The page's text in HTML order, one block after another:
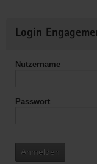
Informationen
Login
Nutzername
Passwort
Anmelden